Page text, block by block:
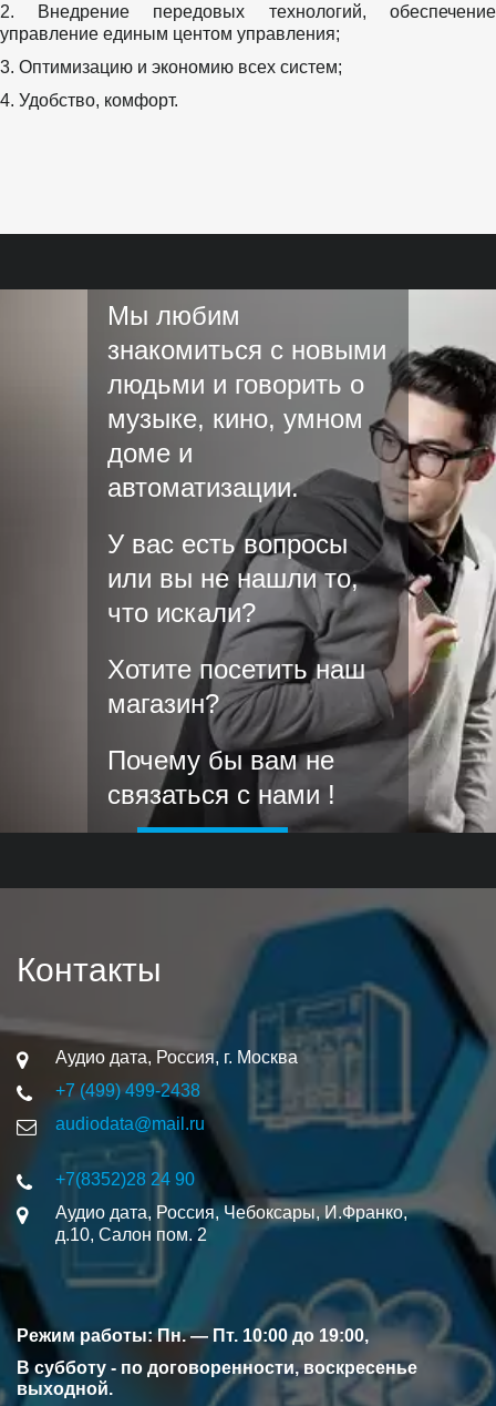
2. Внедрение передовых технологий, обеспечение
управление единым центом управления;
3. Оптимизацию и экономию всех систем;
4. Удобство, комфорт.
Мы любим
знакомиться с новыми
людьми и говорить о
музыке, кино, умном
доме и
автоматизации.
У вас есть вопросы
или вы не нашли то,
что искали?
Хотите посетить наш
магазин?
Почему бы вам не
связаться с нами !
Контакты
Аудио дата, Россия, г. Москва
+7 (499) 499-2438
audiodata@mail.ru
+7(8352)28 24 90
Аудио дата, Россия,Чебоксары, И.Франко,
д.10, Салон пом. 2
Режим работы: Пн. — Пт. 10:00 до 19:00,
В субботу - по договоренности, воскресенье
выходной.